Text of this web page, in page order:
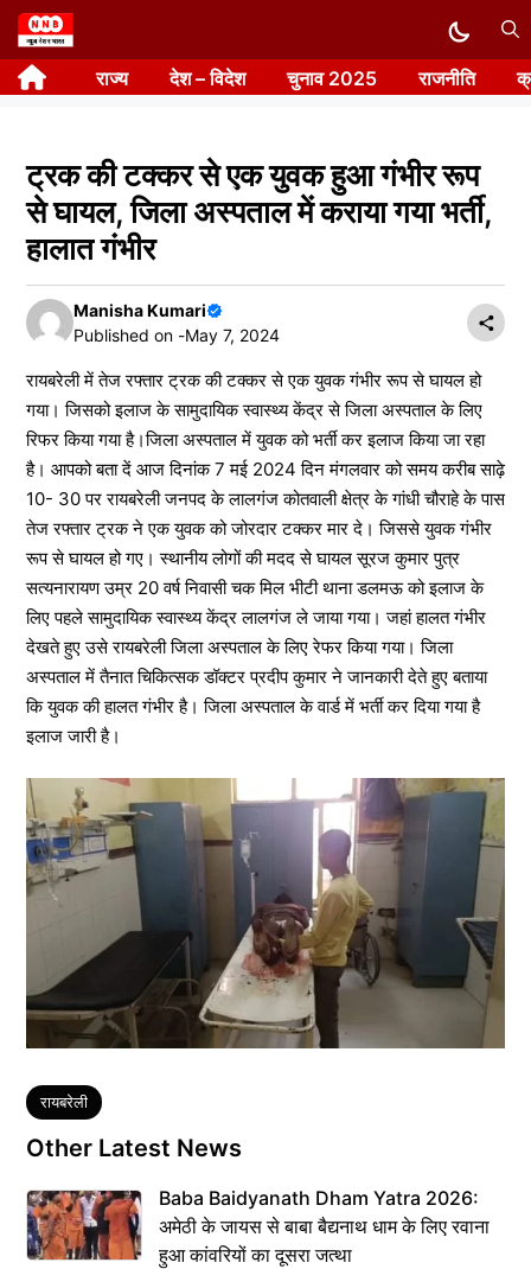
Skip
to
content राज्य देश – विदेश चुनाव 2025 राजनीति
ट्रक की टक्कर से एक युवक हुआ गंभीर रूप
से घायल, जिला अस्पताल में कराया गया भर्ती,
हालात गंभीर
Manisha Kumari
Published on -May 7, 2024
रायबरेली में तेज रफ्तार ट्रक की टक्कर से एक युवक गंभीर रूप से घायल हो
गया। जिसको इलाज के सामुदायिक स्वास्थ्य केंद्र से जिला अस्पताल के लिए
रिफर किया गया है।जिला अस्पताल में युवक को भर्ती कर इलाज किया जा रहा
है। आपको बता दें आज दिनांक 7 मई 2024 दिन मंगलवार को समय करीब साढ़े
10- 30 पर रायबरेली जनपद के लालगंज कोतवाली क्षेत्र के गांधी चौराहे के पास
तेज रफ्तार ट्रक ने एक युवक को जोरदार टक्कर मार दे। जिससे युवक गंभीर
रूप से घायल हो गए। स्थानीय लोगों की मदद से घायल सूरज कुमार पुत्र
सत्यनारायण उम्र 20 वर्ष निवासी चक मिल भीटी थाना डलमऊ को इलाज के
लिए पहले सामुदायिक स्वास्थ्य केंद्र लालगंज ले जाया गया। जहां हालत गंभीर
देखते हुए उसे रायबरेली जिला अस्पताल के लिए रेफर किया गया। जिला
अस्पताल में तैनात चिकित्सक डॉक्टर प्रदीप कुमार ने जानकारी देते हुए बताया
कि युवक की हालत गंभीर है। जिला अस्पताल के वार्ड में भर्ती कर दिया गया है
इलाज जारी है।
Tags
रायबरेली
Other Latest News
Baba Baidyanath Dham Yatra 2026:
अमेठी के जायस से बाबा बैद्यनाथ धाम के लिए रवाना
हुआ कांवरियों का दूसरा जत्था